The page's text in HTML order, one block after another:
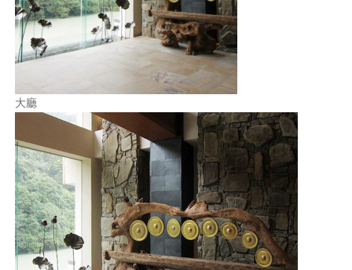
創意出版服務
歷史區
個人著作
活動實況記錄
媒體報導一覽
合作與代言
訂閱電子報
大廳